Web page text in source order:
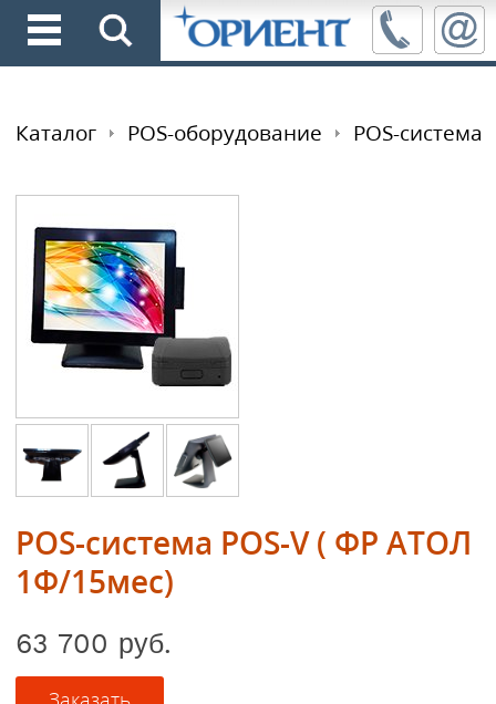
Каталог POS-оборудование POS-система
POS-система POS-V ( ФР АТОЛ
1Ф/15мес)
63 700 руб.